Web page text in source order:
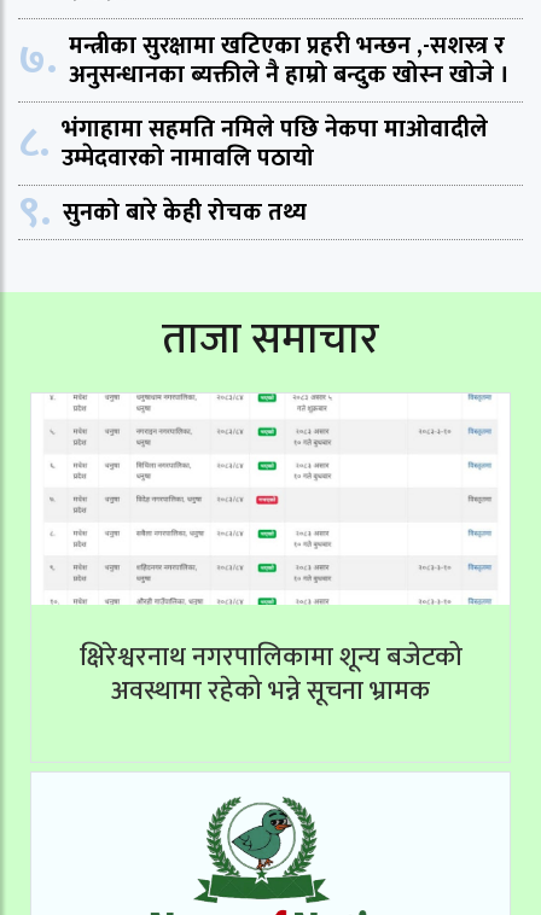
७. मन्त्रीका सुरक्षामा खटिएका प्रहरी भन्छन ,-सशस्त्र र
अनुसन्धानका ब्यक्तीले नै हाम्रो बन्दुक खोस्न खोजे ।
८. भंगाहामा सहमति नमिले पछि नेकपा माओवादीले
उम्मेदवारको नामावलि पठायो
९. सुनको बारे केही रोचक तथ्य
ताजा समाचार
क्षिरेश्वरनाथ नगरपालिकामा शून्य बजेटको
अवस्थामा रहेको भन्ने सूचना भ्रामक